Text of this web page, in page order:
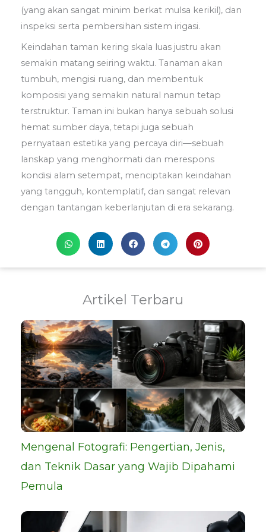
(yang akan sangat minim berkat mulsa kerikil), dan
inspeksi serta pembersihan sistem irigasi.
Keindahan taman kering skala luas justru akan
semakin matang seiring waktu. Tanaman akan
tumbuh, mengisi ruang, dan membentuk
komposisi yang semakin natural namun tetap
terstruktur. Taman ini bukan hanya sebuah solusi
hemat sumber daya, tetapi juga sebuah
pernyataan estetika yang percaya diri—sebuah
lanskap yang menghormati dan merespons
kondisi alam setempat, menciptakan keindahan
yang tangguh, kontemplatif, dan sangat relevan
dengan tantangan keberlanjutan di era sekarang.
Artikel Terbaru
Mengenal Fotografi: Pengertian, Jenis,
dan Teknik Dasar yang Wajib Dipahami
Pemula